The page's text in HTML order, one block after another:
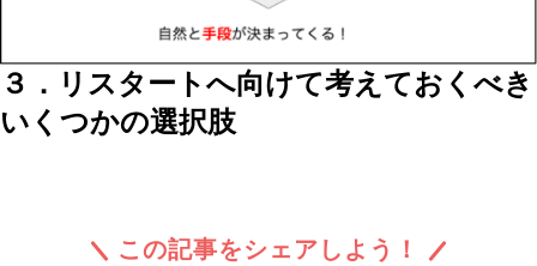
３．リスタートへ向けて考えておくべき
いくつかの選択肢
この記事をシェアしよう！